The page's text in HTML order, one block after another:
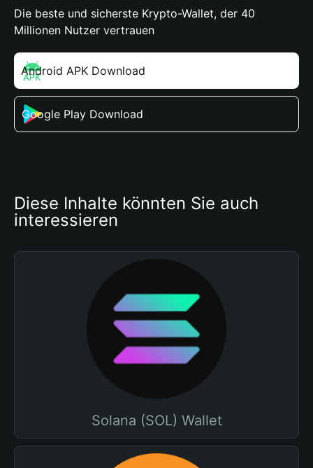
Die beste und sicherste Krypto-Wallet, der 40
Millionen Nutzer vertrauen
Android APK Download
Google Play Download
Diese Inhalte könnten Sie auch
interessieren
Solana (SOL) Wallet